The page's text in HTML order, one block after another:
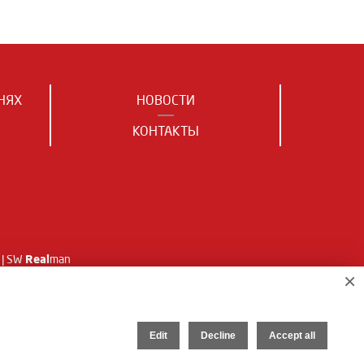
НОВОСТИ
КОНТАКТЫ
| SW Realman
×
Edit Decline Accept all